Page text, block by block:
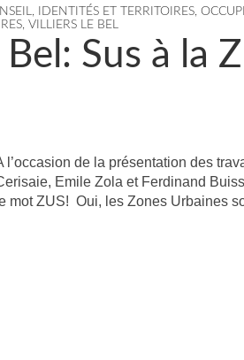
, IDENTITÉS ET TERRITOIRES,
, VILLIERS LE BEL
Sus à la
l’occasion de la présentation des
Emile Zola et Ferdinand
mot ZUS! Oui, les Zones Urbaines